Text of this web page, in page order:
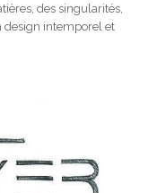
des singularités,
design intemporel et